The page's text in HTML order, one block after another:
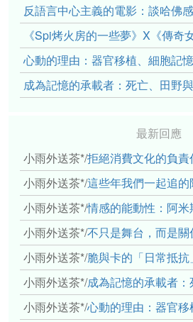
反語言中心主義的電影：談哈佛
《Spi烤火房的一些夢》X《傳
心動的理由：器官移植、細胞記
成為記憶的承載者：死亡、田野
最新回應
小雨外送茶*/拒絕消費文化的負責任文化消
小雨外送茶*/這些年我們一起追
小雨外送茶*/情感的能動性：阿米斯
小雨外送茶*/不只是舞台，而是關係：台灣/
小雨外送茶*/脆與卡的「日常抵抗」：大學生的
小雨外送茶*/成為記憶的承載者：死亡、田野
小雨外送茶*/心動的理由：器官移植